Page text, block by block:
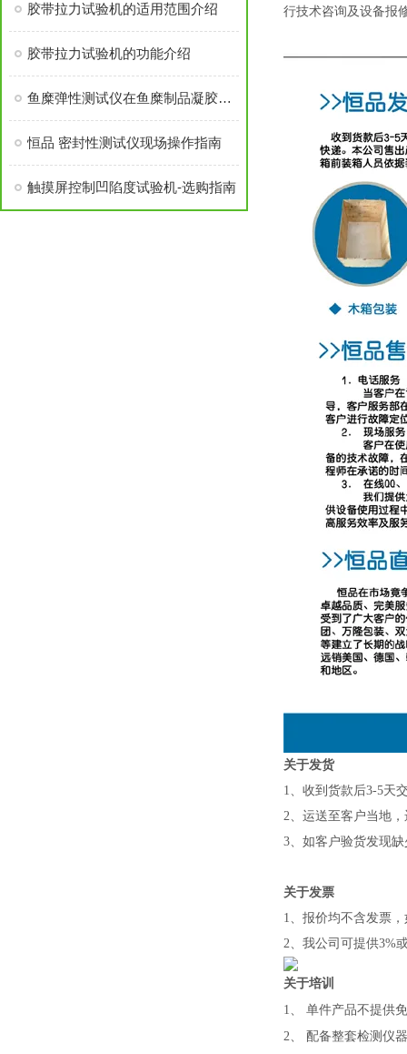
行技术咨询及设备报
关于发货
1、收到货款后3-5天
2、运送至客户当地
3、如客户验货发现
关于发票
1、报价均不含发票
2、我公司可提供3%
关于培训
1、
单件产品不提供
2、
配备整套检测仪
胶带拉力试验机的适用范围介绍
胶带拉力试验机的功能介绍
鱼糜弹性测试仪在鱼糜制品凝胶品质检测中的应用
恒品 密封性测试仪现场操作指南
触摸屏控制凹陷度试验机-选购指南